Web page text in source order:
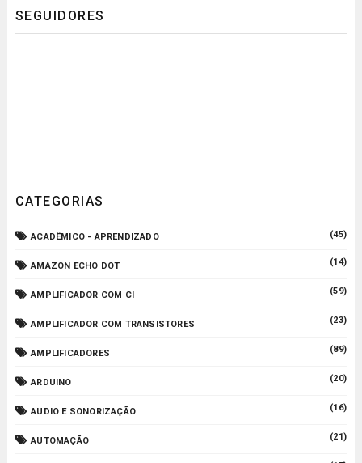
SEGUIDORES
CATEGORIAS
ACADÊMICO - APRENDIZADO (45)
AMAZON ECHO DOT (14)
AMPLIFICADOR COM CI (59)
AMPLIFICADOR COM TRANSISTORES (23)
AMPLIFICADORES (89)
ARDUINO (20)
AUDIO E SONORIZAÇÃO (16)
AUTOMAÇÃO (21)